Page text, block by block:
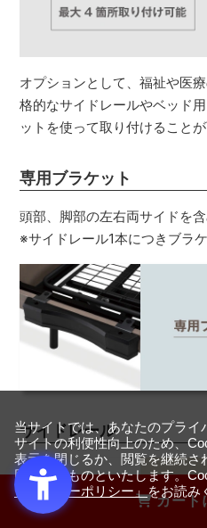
カート
オプションとして、福祉や医
格的なサイドレールやベッド
ットを使って取り付けることが
専用ブラケット
頭部、脚部の左右両サイドを
※サイドレール1本につきブラ
サイドレール
当サイトでは、あなたのプライ
サイトの利便性向上のため、
表示を閉じるか、閲覧を継続さ
同意するものといたします。
ライバシーポリシー」をお読み